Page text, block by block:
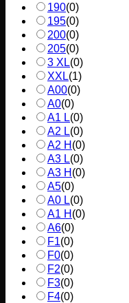
190(0)
195(0)
200(0)
205(0)
3 XL(0)
XXL(1)
A00(0)
A0(0)
A1 L(0)
A2 L(0)
A2 H (0)
A3 L(0)
A3 H (0)
A5(0)
A0 L(0)
A1 H (0)
A6(0)
F1(0)
F0(0)
F2(0)
F3(0)
F4(0)